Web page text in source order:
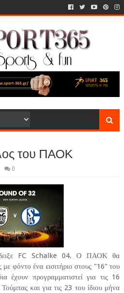
του ΠΑΟΚ
0
FC Schalke 04. Ο ΠΑΟΚ θα
με φόντο ένα εισιτήριο στους "16" του
έχουν προγραμματιστεί για τις 16
και για τις 23 του ίδιου μήνα